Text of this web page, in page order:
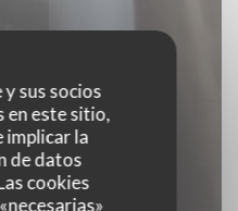
sus socios
en este sitio,
implicar la
de datos
cookies